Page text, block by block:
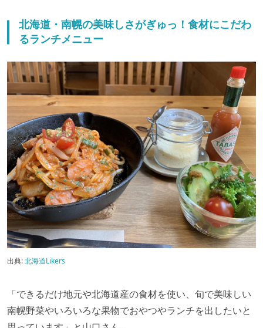
北海道・南幌の美味しさがぎゅっ！食材にこだわ
るランチメニュー
出典:北海道Likers
「できるだけ地元や北海道産の食材を使い、旬で美味しい
南幌野菜やいろいろな果物でおやつやランチを出したいと